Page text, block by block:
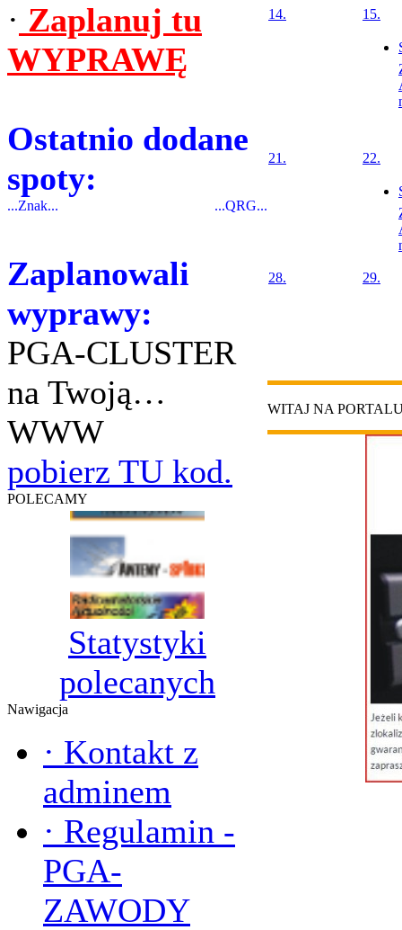
· Zaplanuj tu
WYPRAWĘ
Ostatnio dodane
spoty:
...Znak... ...QRG...
Zaplanowali
wyprawy:
PGA-CLUSTER
na Twoją…
WWW
pobierz TU kod.
POLECAMY
Statystyki
polecanych
Nawigacja
· Kontakt z
adminem
· Regulamin -
PGA-
ZAWODY
14. 15.
21. 22.
28. 29.
WITAJ NA